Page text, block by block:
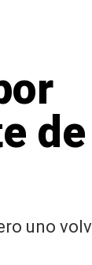
de
uno